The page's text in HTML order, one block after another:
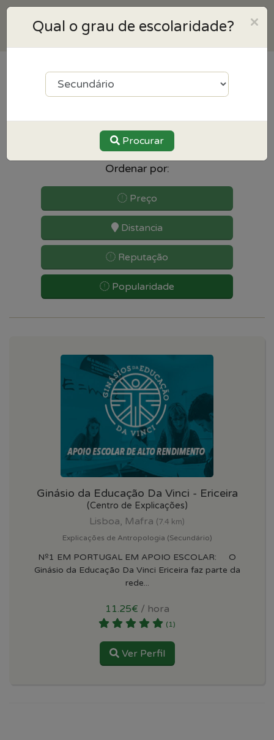
1resultados para
Ordenar por:
Preço
Distancia
Reputação
Popularidade
Ginásio da Educação Da Vinci - Ericeira
(Centro de Explicações)
Lisboa, Mafra (7.4 km)
Explicações de Antropologia (Secundário)
Nº1 EM PORTUGAL EM APOIO ESCOLAR: O
Ginásio da Educação Da Vinci Ericeira faz parte da
rede...
11.25€ / hora
(1)
Ver Perfil
×
Qual o grau de escolaridade?
Procurar